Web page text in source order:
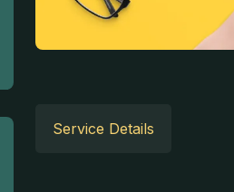
Service Details